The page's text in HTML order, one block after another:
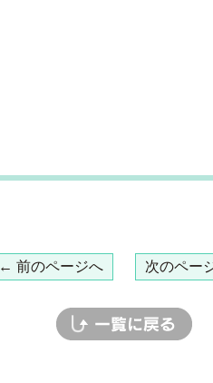
← 前のページへ 次のペー